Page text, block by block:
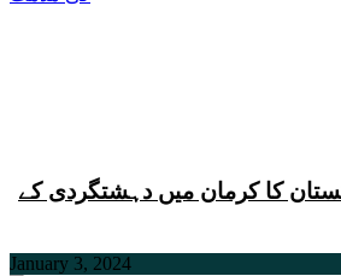
کا کرمان میں دہشتگردی کے
January 3, 2024